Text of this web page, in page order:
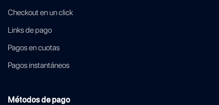
Checkout en un click
Links de pago
Pagos en cuotas
Pagos instantáneos
Métodos de pago